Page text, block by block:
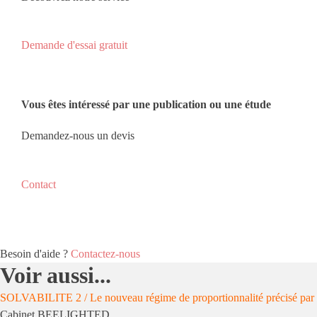
Demande d'essai gratuit
Vous êtes intéressé par une publication ou une étude
Demandez-nous un devis
Contact
Besoin d'aide ? Contactez-nous
Voir aussi...
SOLVABILITE 2 / Le nouveau régime de proportionnalité précisé par